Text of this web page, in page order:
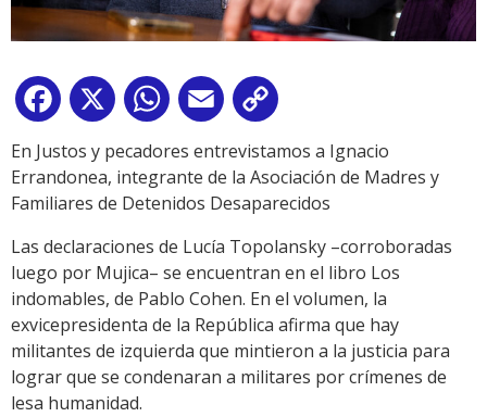
Facebook
X WhatsApp
Email
Link
En Justos y pecadores entrevistamos a Ignacio
Errandonea, integrante de la Asociación de Madres y
Familiares de Detenidos Desaparecidos
Las declaraciones de Lucía Topolansky –corroboradas
luego por Mujica– se encuentran en el libro Los
indomables, de Pablo Cohen. En el volumen, la
exvicepresidenta de la República afirma que hay
militantes de izquierda que mintieron a la justicia para
lograr que se condenaran a militares por crímenes de
lesa humanidad.